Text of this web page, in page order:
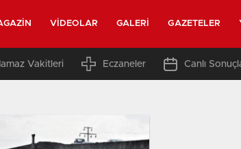
VIDEOLAR GALERI GAZETELER
Vakitleri Eczaneler Canlı